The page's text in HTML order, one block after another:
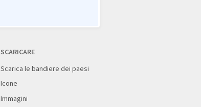
SCARICARE
Scarica le bandiere dei paesi
Icone
Immagini